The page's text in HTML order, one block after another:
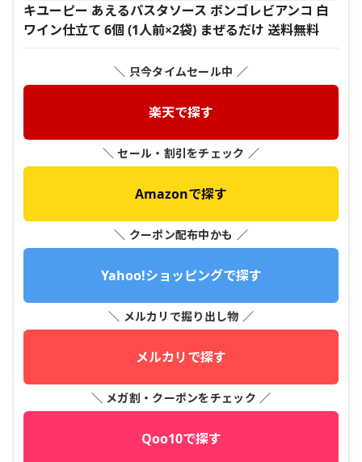
キユーピー あえるパスタソース ボンゴレビアンコ 白
ワイン仕立て 6個 (1人前×2袋) まぜるだけ 送料無料
＼ 只今タイムセール中 ／
楽天で探す
＼ セール・割引をチェック ／
Amazonで探す
＼ クーポン配布中かも ／
Yahoo!ショッピングで探す
＼ メルカリで掘り出し物 ／
メルカリで探す
＼ メガ割・クーポンをチェック ／
Qoo10で探す